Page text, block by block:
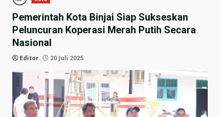
Pemerintah Kota Binjai Siap Sukseskan
Peluncuran Koperasi Merah Putih Secara
Nasional
Editor 20 Juli 2025